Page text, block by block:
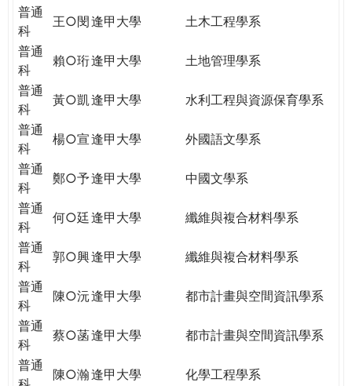
普通
科
王○閔逢甲大學
土木工程學系
普通
科
賴○珩逢甲大學
土地管理學系
普通
科
黃○凱逢甲大學
水利工程與資源保育學系
普通
科
楊○宣逢甲大學
外國語文學系
普通
科
鄭○予逢甲大學
中國文學系
普通
科
何○廷逢甲大學
纖維與複合材料學系
普通
科
郭○興逢甲大學
纖維與複合材料學系
普通
科
陳○沅逢甲大學
都市計畫與空間資訊學系
普通
科
蔡○菡逢甲大學
都市計畫與空間資訊學系
普通
陳○瀚逢甲大學
化學工程學系